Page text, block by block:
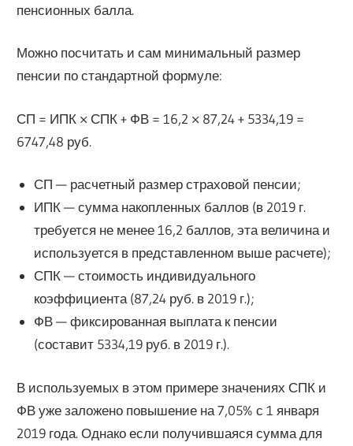
пенсионных балла.
Можно посчитать и сам минимальный размер
пенсии по стандартной формуле:
СП = ИПК × СПК + ФВ = 16,2 × 87,24 + 5334,19 =
6747,48 руб.
СП — расчетный размер страховой пенсии;
ИПК — сумма накопленных баллов (в 2019 г.
требуется не менее 16,2 баллов, эта величина и
используется в представленном выше расчете);
СПК — стоимость индивидуального
коэффициента (87,24 руб. в 2019 г.);
ФВ — фиксированная выплата к пенсии
(составит 5334,19 руб. в 2019 г.).
В используемых в этом примере значениях СПК и
ФВ уже заложено повышение на 7,05% с 1 января
2019 года. Однако если получившаяся сумма для